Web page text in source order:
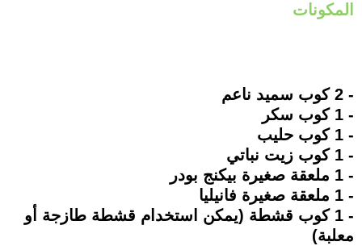
المكونات
- 2 كوب سميد ناعم
- 1 كوب سكر
- 1 كوب حليب
- 1 كوب زيت نباتي
- 1 ملعقة صغيرة بيكنج بودر
- 1 ملعقة صغيرة فانيليا
- 1 كوب قشطة (يمكن استخدام قشطة طازجة أو
معلبة)